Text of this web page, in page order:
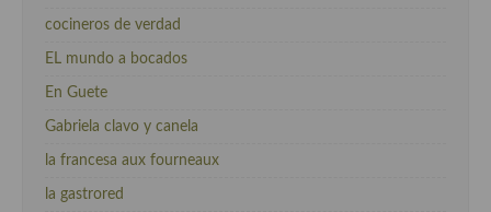
cocineros de verdad
EL mundo a bocados
En Guete
Gabriela clavo y canela
la francesa aux fourneaux
la gastrored